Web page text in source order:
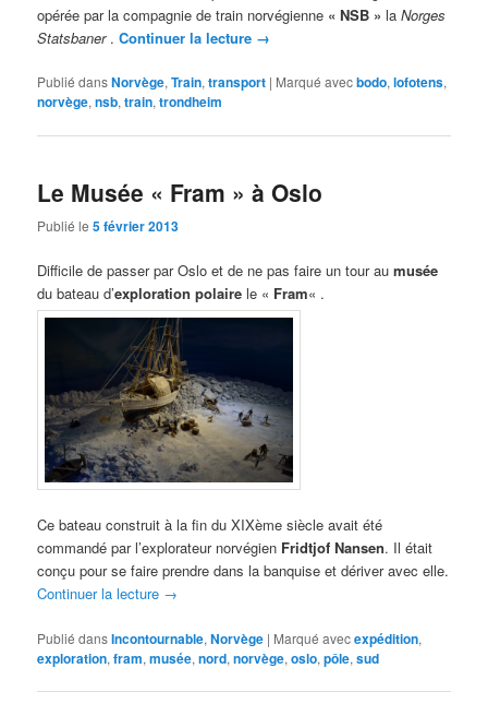
opérée par la compagnie de train norvégienne « NSB » laNorges
Statsbaner. Continuer la lecture →
Publié dansNorvège,Train,transport | Marqué avecbodo,lofotens,
norvège,nsb,train,trondheim
Le Musée « Fram » à Oslo
Publié le5 février 2013
Difficile de passer par Oslo et de ne pas faire un tour aumusée
du bateau d’exploration polaire le « Fram« .
Ce bateau construit à la fin du XIXème siècle avait été
commandé par l’explorateur norvégien Fridtjof Nansen. Il était
conçu pour se faire prendre dans la banquise et dériver avec elle.
Continuer la lecture →
Publié dansIncontournable,Norvège | Marqué avecexpédition,
exploration,fram,musée,nord,norvège,oslo,pôle,sud